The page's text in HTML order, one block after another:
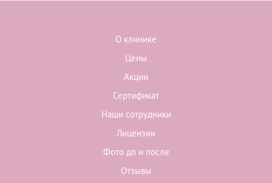
О клинике
Цены
Акции
Сертификат
Наши сотрудники
Лицензии
Фото до и после
Отзывы